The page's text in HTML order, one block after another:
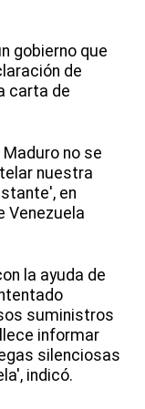
gobierno que
de
carta de
no se
nuestra
en
Venezuela
la ayuda de
suministros
informar
silenciosas
indicó.